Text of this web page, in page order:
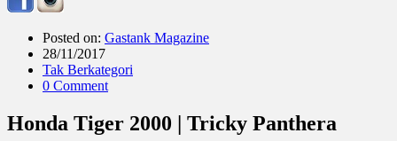
Posted on: Gastank Magazine
28/11/2017
Tak Berkategori
0 Comment
Honda Tiger 2000 | Tricky Panthera